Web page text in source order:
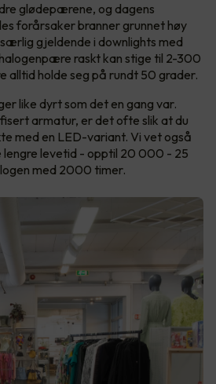
glødepærene, og dagens
forårsaker branner grunnet høy
gjeldende i downlights med
raskt kan stige til 2-300
alltid holde seg på rundt 50 grader.
like dyrt som det en gang var.
armatur, er det ofte slik at du
med en LED-variant. Vi vet også
levetid - opptil 20 000 - 25
med 2000 timer.